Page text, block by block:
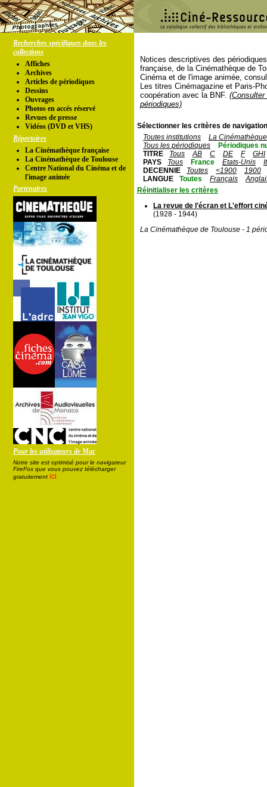
Recherches spécifiques dans les
collections
Affiches
Archives
Articles de périodiques
Dessins
Ouvrages
Photos en accés réservé
Revues de presse
Vidéos (DVD et VHS)
Répertoires
La Cinémathèque française
La Cinémathèque de Toulouse
Centre National du Cinéma et de
l'image animée
Partenaires
Pour les utilisateurs de Mac
Notre site est optimisé pour le navigateur
FireFox que vous pouvez télécharger
gratuitement ici
Notices descriptives des
française, de la Cinémathèque de
Cinéma et de l'image animée,
Les titres Cinémagazine et Paris-
coopération avec la BNF.
périodiques)
Sélectionner les critères de
Toutes institutions
La
Tous les périodiques
Périodiques
TITRE
Tous AB C DE F
GHI
PAYS
Tous France Etats-Unis
DECENNIE
Toutes <1900
1900
LANGUE
Toutes Français
Réinitialiser les critères
La revue de l'écran et L'effort
(1928 - 1944)
La Cinémathèque de Toulouse - 1